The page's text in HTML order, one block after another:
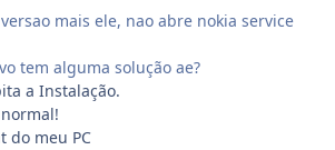
mais ele, nao abre nokia service
tem alguma solução ae?
a Instalação.
do meu PC